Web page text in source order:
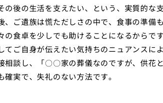
の後の生活を支えたい、という、実質的な
、ご遺族は慌ただしさの中で、食事の準備
の食卓を少しでも助けることになるからで
てご自身が伝えたい気持ちのニュアンスに
相談し、「〇〇家の葬儀なのですが、供花
実で、失礼のない方法です。